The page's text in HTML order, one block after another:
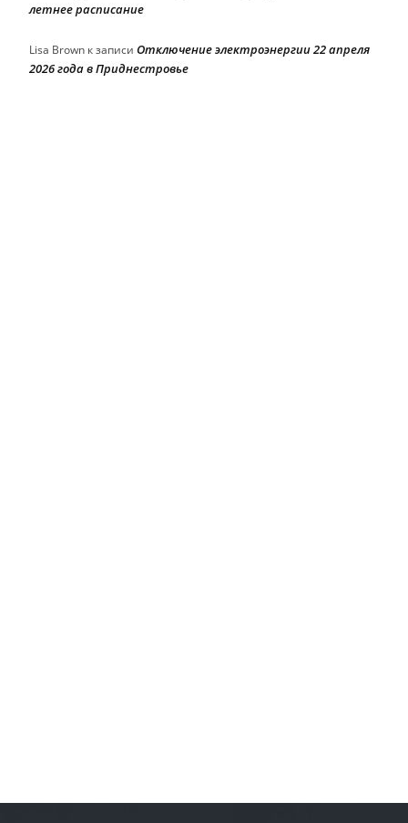
летнее расписание
Lisa Brown к записи Отключение электроэнергии 22 апреля
2026 года в Приднестровье